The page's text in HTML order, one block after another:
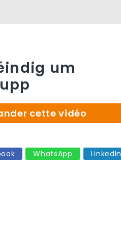
um
cette vidéo
WhatsApp LinkedIn